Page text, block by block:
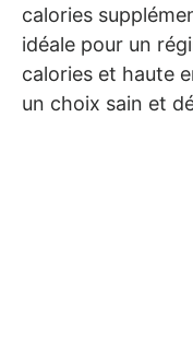
calories
idéale pour un
calories et haute
un choix sain et